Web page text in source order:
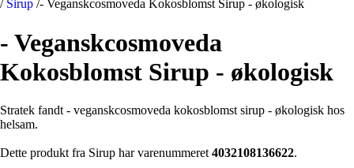
/ Sirup /- Veganskcosmoveda Kokosblomst Sirup - økologisk
- Veganskcosmoveda
Kokosblomst Sirup - økologisk
Stratek fandt - veganskcosmoveda kokosblomst sirup - økologisk hos
helsam.
Dette produkt fra Sirup har varenummeret 4032108136622.